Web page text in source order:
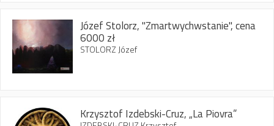
Józef Stolorz, "Zmartwychwstanie", cena
6000 zł
STOLORZ Józef
Krzysztof Izdebski-Cruz, „La Piovra”